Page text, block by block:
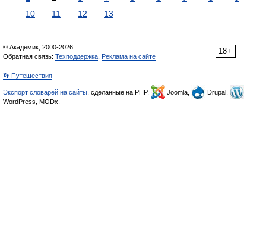
10
11 12 13
18+
© Академик, 2000-2026
Обратная связь: Техподдержка Реклама на сайте
👣 Путешествия
Экспорт словарей на сайты , сделанные на PHP, Joomla,
Drupal,
WordPress, MODx.